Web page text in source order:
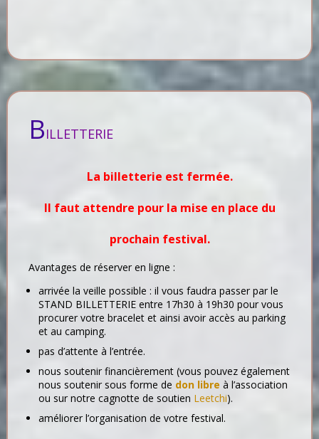
BILLETTERIE
La billetterie est fermée.
Il faut attendre pour la mise en place du
prochain festival.
Avantages de réserver en ligne :
arrivée la veille possible : il vous faudra passer par le
STAND BILLETTERIE entre 17h30 à 19h30 pour vous
procurer votre bracelet et ainsi avoir accès au parking
et au camping.
pas d’attente à l’entrée.
nous soutenir financièrement (vous pouvez également
nous soutenir sous forme de don libre à l’association
ou sur notre cagnotte de soutien Leetchi).
améliorer l’organisation de votre festival.